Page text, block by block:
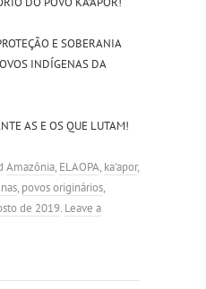
E SOBERANIA
INDÍGENAS DA
AS E OS QUE LUTAM!
Amazônia, ELAOPA, ka'apor,
, povos originários,
de 2019. Leave a